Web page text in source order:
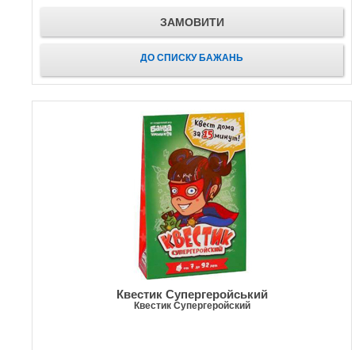
ЗАМОВИТИ
ДО СПИСКУ БАЖАНЬ
Квестик Супергеройський
Квестик Супергеройский